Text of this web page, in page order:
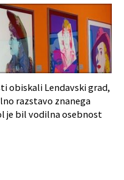
obiskali Lendavski grad,
razstavo znanega
je bil vodilna osebnost